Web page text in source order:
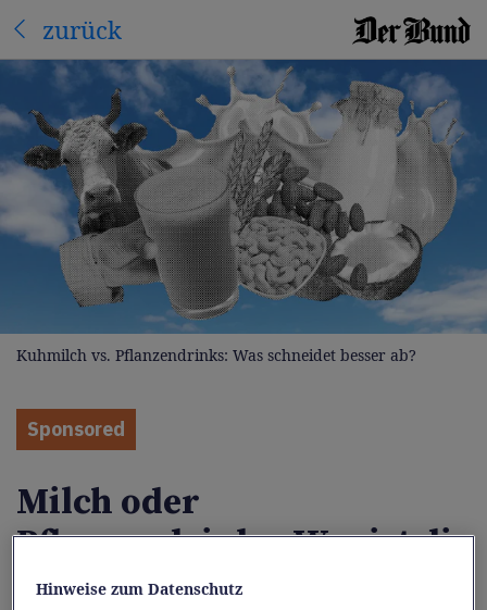
zurück
Kuhmilch vs. Pflanzendrinks: Was schneidet besser ab?
Sponsored
Milch oder
Pflanzendrinks: Was ist die
bessere Wahl?
Hinweise zum Datenschutz